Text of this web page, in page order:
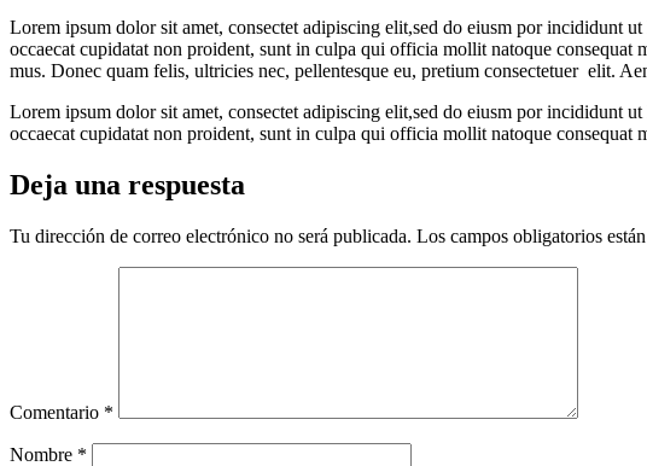
Lorem ipsum dolor sit amet, consectet adipiscing elit,sed do eiusm por incididunt
occaecat cupidatat non proident, sunt in culpa qui officia mollit natoque
mus. Donec quam felis, ultricies nec, pellentesque eu, pretium consectetuer elit.
Lorem ipsum dolor sit amet, consectet adipiscing elit,sed do eiusm por incididunt
occaecat cupidatat non proident, sunt in culpa qui officia mollit natoque consequat
Deja una respuesta
Tu dirección de correo electrónico no será publicada. Los campos obligatorios
Comentario *
Nombre *